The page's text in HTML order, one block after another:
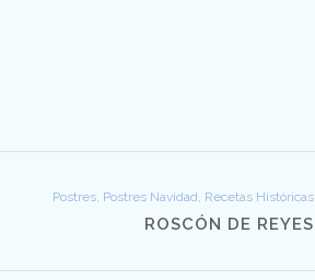
Postres, Postres Navidad, Recetas Históricas
ROSCÓN DE REYES